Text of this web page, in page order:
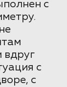
с
вдруг
с
с